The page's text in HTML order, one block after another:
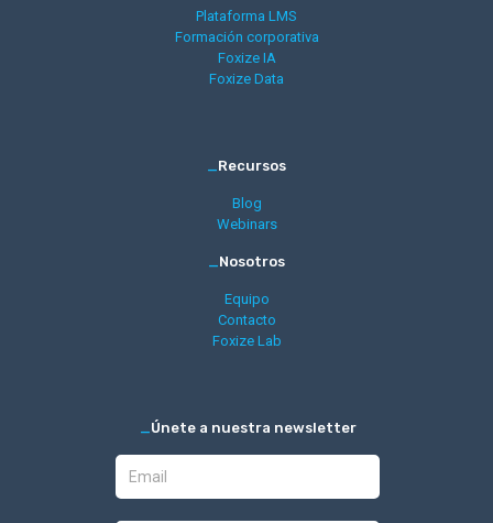
Plataforma LMS
Formación corporativa
Foxize IA
Foxize Data
Recursos
Blog
Webinars
Nosotros
Equipo
Contacto
Foxize Lab
Únete a nuestra newsletter